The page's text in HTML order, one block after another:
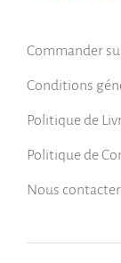
Commander
Conditions
Politique de
Politique de
Nous contacter